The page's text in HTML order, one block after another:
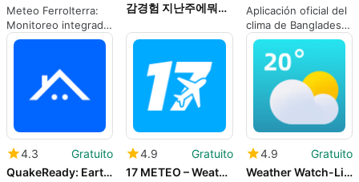
Meteo Ferrolterra:
Monitoreo integrado
del clima, marítimo y
감경험 지난주에뭐입
Aplicación oficial del
clima de Bangladesh
para pronósticos y
advertencias
centrados en la
localidad
4.3
Gratuito
QuakeReady: Earthquake Alerts
4.9
Gratuito
17 METEO – Weather for Drones
4.9
Gratuito
Weather Watch-Live Forecast